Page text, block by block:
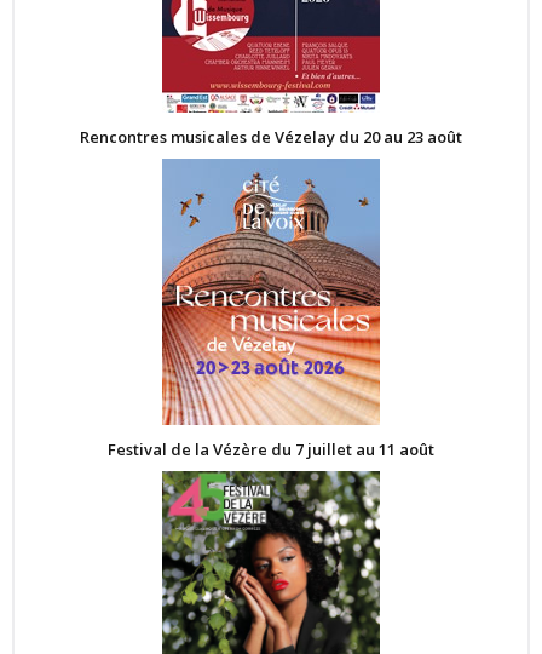
Rencontres musicales de Vézelay du 20 au 23 août
Festival de la Vézère du 7 juillet au 11 août